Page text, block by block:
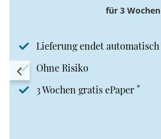
für 3 Wochen
Lieferung endet automatisch
Ohne Risiko
3 Wochen gratis ePaper *